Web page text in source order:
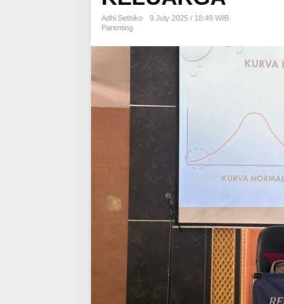
F
S
G
U
T
K
S
E
A
Adhi Sethiko
9 July 2025 / 18:49 WIB
Parenting